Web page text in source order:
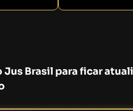
Jus Brasil para ficar